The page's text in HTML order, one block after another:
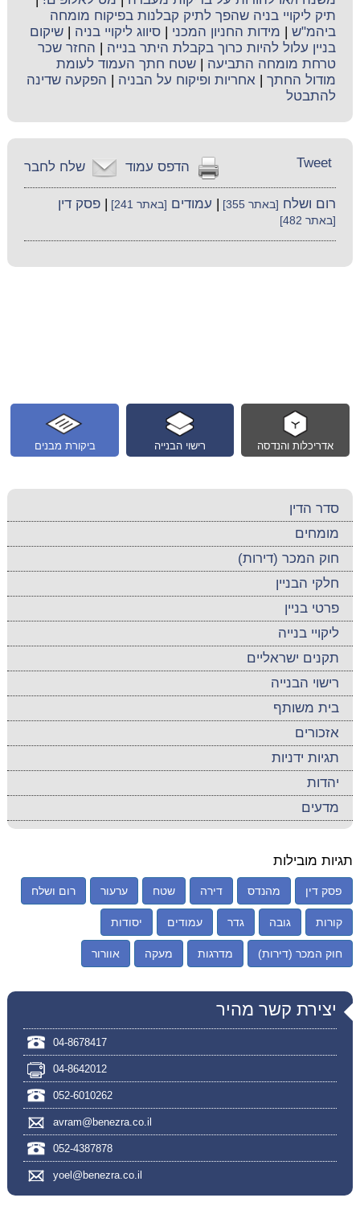
תיק ליקויי בניה שהפך לתיק קבלנות בפיקוח מומחה
ביהמ"ש
מידות החניון המכני |סיווג ליקויי בניה |שיקום
בניין עלול להיות כרוך בקבלת היתר בנייה
החזר שכר
טרחת מומחה התביעה |שטח חתך העמוד לעומת
מודול החתך |אחריות ופיקוח על הבניה
הפקעה שדינה
להתבטל
שלח לחבר הדפס עמוד Tweet
רום ושלח [באתר 355] עמודים [באתר 241] |פסק דין
[באתר 482]
ביקורת מבנים רישוי הבנייה אדריכלות והנדסה
סדר הדין
מומחים
חוק המכר (דירות)
חלקי הבניין
פרטי בניין
ליקויי בנייה
תקנים ישראליים
רישוי הבנייה
בית משותף
אזכורים
תגיות ידניות
יהדות
מדעים
תגיות מובילות
פסק דין מהנדס דירה שטח ערעור רום ושלח
קורות גובה גדר עמודים יסודות
חוק המכר (דירות) מדרגות מעקה אוורור
יצירת קשר מהיר
04-8678417
04-8642012
052-6010262
avram@benezra.co.il
052-4387878
yoel@benezra.co.il